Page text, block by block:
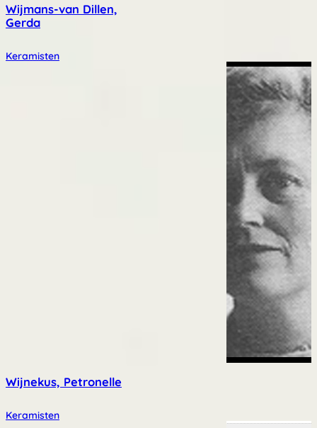
Wijmans-van Dillen,
Gerda
Keramisten
Wijnekus, Petronelle
Keramisten